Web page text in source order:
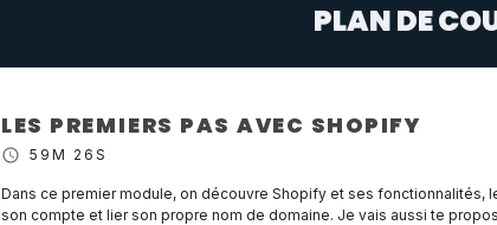
PLAN DE
LES PREMIERS PAS AVEC SHOPIFY
59M 26S
Dans ce premier module, on découvre Shopify et ses
son compte et lier son propre nom de domaine. Je vais aussi te